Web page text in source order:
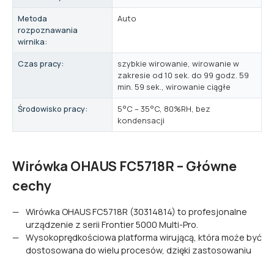
Metoda
rozpoznawania
wirnika:
Auto
Czas pracy:
szybkie wirowanie, wirowanie w
zakresie od 10 sek. do 99 godz. 59
min. 59 sek., wirowanie ciągłe
Środowisko pracy:
5°C – 35°C, 80%RH, bez
kondensacji
Wirówka OHAUS FC5718R – Główne
cechy
Wirówka OHAUS FC5718R (30314814) to profesjonalne
urządzenie z serii Frontier 5000 Multi-Pro.
Wysokoprędkościowa platforma wirującą, która może być
dostosowana do wielu procesów, dzięki zastosowaniu